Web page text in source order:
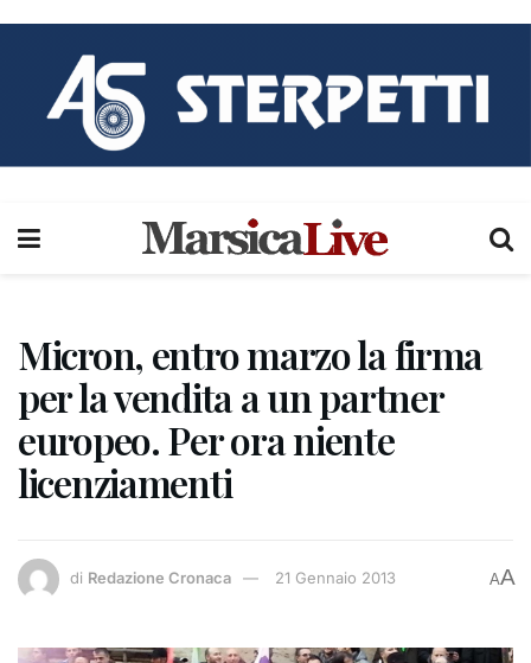
Micron, entro marzo la firma
per la vendita a un partner
europeo. Per ora niente
licenziamenti
di Redazione Cronaca 21 Gennaio 2013 AA